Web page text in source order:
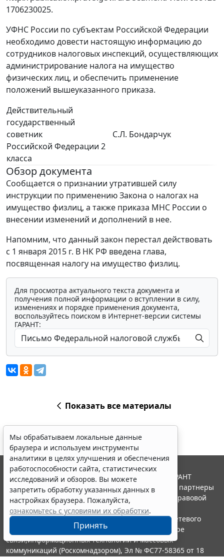
1706230025.
УФНС России по субъектам Российской Федерации
необходимо довести настоящую информацию до
сотрудников налоговых инспекций, осуществляющих
администрирование налога на имущество
физических лиц, и обеспечить применение
положений вышеуказанного приказа.
Действительный
государственный
советник
Российской Федерации 2
класса
С.Л. Бондарчук
Обзор документа
Сообщается о признании утратившей силу
инструкции по применению Закона о налогах на
имущество физлиц, а также приказа МНС России о
внесении изменений и дополнений в нее.
Напомним, что данный закон перестал действовать
с 1 января 2015 г. В НК РФ введена глава,
посвященная налогу на имущество физлиц.
Для просмотра актуального текста документа и
получения полной информации о вступлении в силу,
изменениях и порядке применения документа,
воспользуйтесь поиском в Интернет-версии системы
ГАРАНТ:
Показать все материалы
Мы обрабатываем локальные данные
браузера и используем инструменты
аналитики в целях улучшения и обеспечения
работоспособности сайта, статистических
исследований и обзоров. Вы можете
запретить обработку указанных данных в
настройках браузера. Пожалуйста,
ознакомьтесь с условиями их обработки.
Принять
© ООО "НПП "ГАРАНТ-СЕРВИС", 2026. Система ГАРАНТ
выпускается с 1990 года. Компания "Гарант" и ее партнеры
являются участниками Российской ассоциации правовой
информации ГАРАНТ.
Портал ГАРАНТ.РУ зарегистрирован в качестве сетевого
издания Федеральной службой по надзору в сфере
связи,информационных технологий и массовых
коммуникаций (Роскомнадзором), Эл № ФС77-58365 от 18